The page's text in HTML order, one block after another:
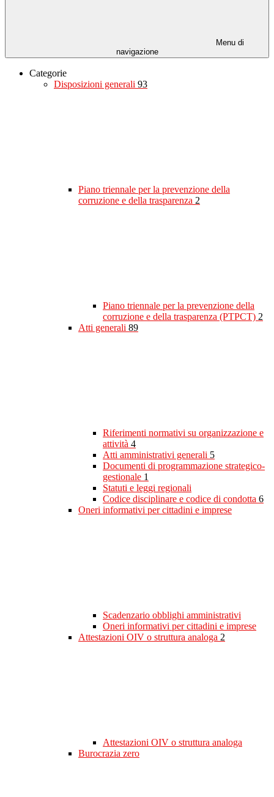
Menu di
navigazione
Categorie
Disposizioni generali 93
Piano triennale per la prevenzione della
corruzione e della trasparenza 2
Piano triennale per la prevenzione della
corruzione e della trasparenza (PTPCT) 2
Atti generali 89
Riferimenti normativi su organizzazione e
attività 4
Atti amministrativi generali 5
Documenti di programmazione strategico-
gestionale 1
Statuti e leggi regionali
Codice disciplinare e codice di condotta 6
Oneri informativi per cittadini e imprese
Scadenzario obblighi amministrativi
Oneri informativi per cittadini e imprese
Attestazioni OIV o struttura analoga 2
Attestazioni OIV o struttura analoga
Burocrazia zero